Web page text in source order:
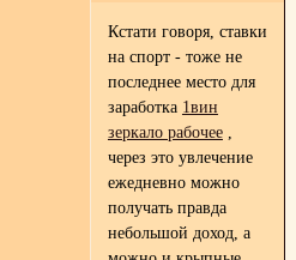
Кстати говоря, ставки
на спорт - тоже не
последнее место для
заработка 1вин
зеркало рабочее,
через это увлечение
ежедневно можно
получать правда
небольшой доход, а